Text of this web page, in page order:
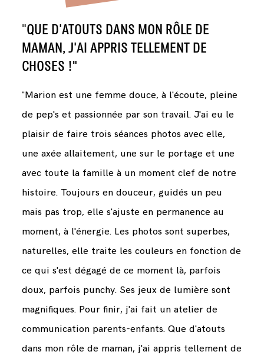
"QUE D'ATOUTS DANS MON RÔLE DE
MAMAN, J'AI APPRIS TELLEMENT DE
CHOSES !"
"Marion est une femme douce, à l'écoute, pleine
de pep's et passionnée par son travail. J'ai eu le
plaisir de faire trois séances photos avec elle,
une axée allaitement, une sur le portage et une
avec toute la famille à un moment clef de notre
histoire. Toujours en douceur, guidés un peu
mais pas trop, elle s'ajuste en permanence au
moment, à l'énergie. Les photos sont superbes,
naturelles, elle traite les couleurs en fonction de
ce qui s'est dégagé de ce moment là, parfois
doux, parfois punchy. Ses jeux de lumière sont
magnifiques. Pour finir, j'ai fait un atelier de
communication parents-enfants. Que d'atouts
dans mon rôle de maman, j'ai appris tellement de